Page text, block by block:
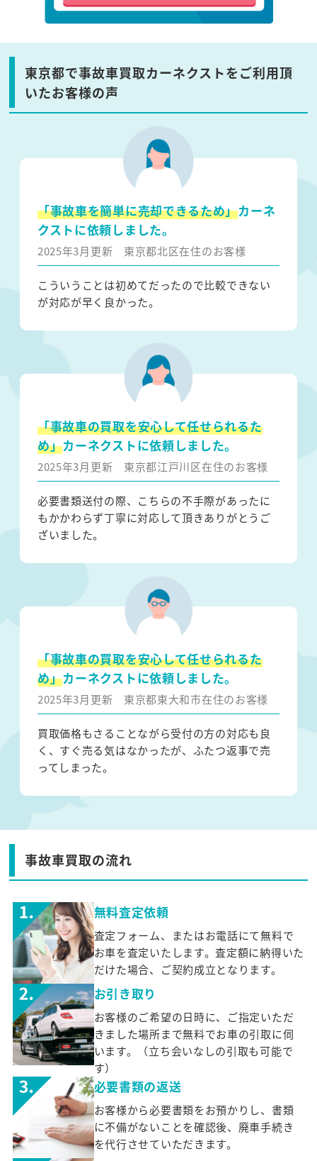
東京都で事故車買取カーネクストをご利用頂
いたお客様の声
「事故車を簡単に売却できるため」カーネ
クストに依頼しました。
2025年3月更新 東京都北区在住のお客様
こういうことは初めてだったので比較できない
が対応が早く良かった。
「事故車の買取を安心して任せられるた
め」カーネクストに依頼しました。
2025年3月更新 東京都江戸川区在住のお客様
必要書類送付の際、こちらの不手際があったに
もかかわらず丁寧に対応して頂きありがとうご
ざいました。
「事故車の買取を安心して任せられるた
め」カーネクストに依頼しました。
2025年3月更新 東京都東大和市在住のお客様
買取価格もさることながら受付の方の対応も良
く、すぐ売る気はなかったが、ふたつ返事で売
ってしまった。
事故車買取の流れ
無料査定依頼
査定フォーム、またはお電話にて無料で
お車を査定いたします。査定額に納得いた
だけた場合、ご契約成立となります。
お引き取り
お客様のご希望の日時に、ご指定いただ
きました場所まで無料でお車の引取に伺
います。（立ち会いなしの引取も可能で
す）
必要書類の返送
お客様から必要書類をお預かりし、書類
に不備がないことを確認後、廃車手続き
を代行させていただきます。